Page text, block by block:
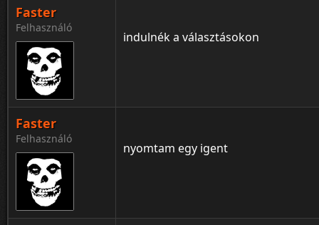
Faster
Felhasználó
indulnék a választásokon
Faster
Felhasználó
nyomtam egy igent